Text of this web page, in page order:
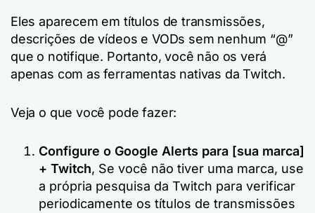
Eles aparecem em títulos de transmissões,
descrições de vídeos e VODs sem nenhum “@”
que o notifique. Portanto, você não os verá
apenas com as ferramentas nativas da Twitch.
Veja o que você pode fazer:
Configure o Google Alerts para [sua marca]
+ Twitch, Se você não tiver uma marca, use
a própria pesquisa da Twitch para verificar
periodicamente os títulos de transmissões